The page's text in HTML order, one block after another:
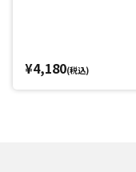
¥4,180(税込)